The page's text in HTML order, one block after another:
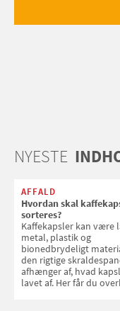
NYESTE
AFFALD
Hvordan skal
sorteres?
Kaffekapsler kan være
metal, plastik og
bionedbrydeligt
den rigtige
afhænger af, hvad
lavet af. Her får du